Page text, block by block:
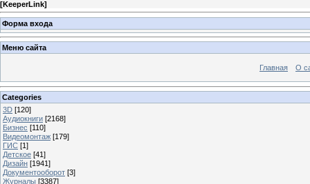
[KeeperLink]
Форма входа
Меню сайта
Главная О
Categories
3D [120]
Аудиокниги [2168]
Бизнес [110]
Видеомонтаж [179]
ГИС [1]
Детское [41]
Дизайн [1941]
Документооборот [3]
Журналы [3387]